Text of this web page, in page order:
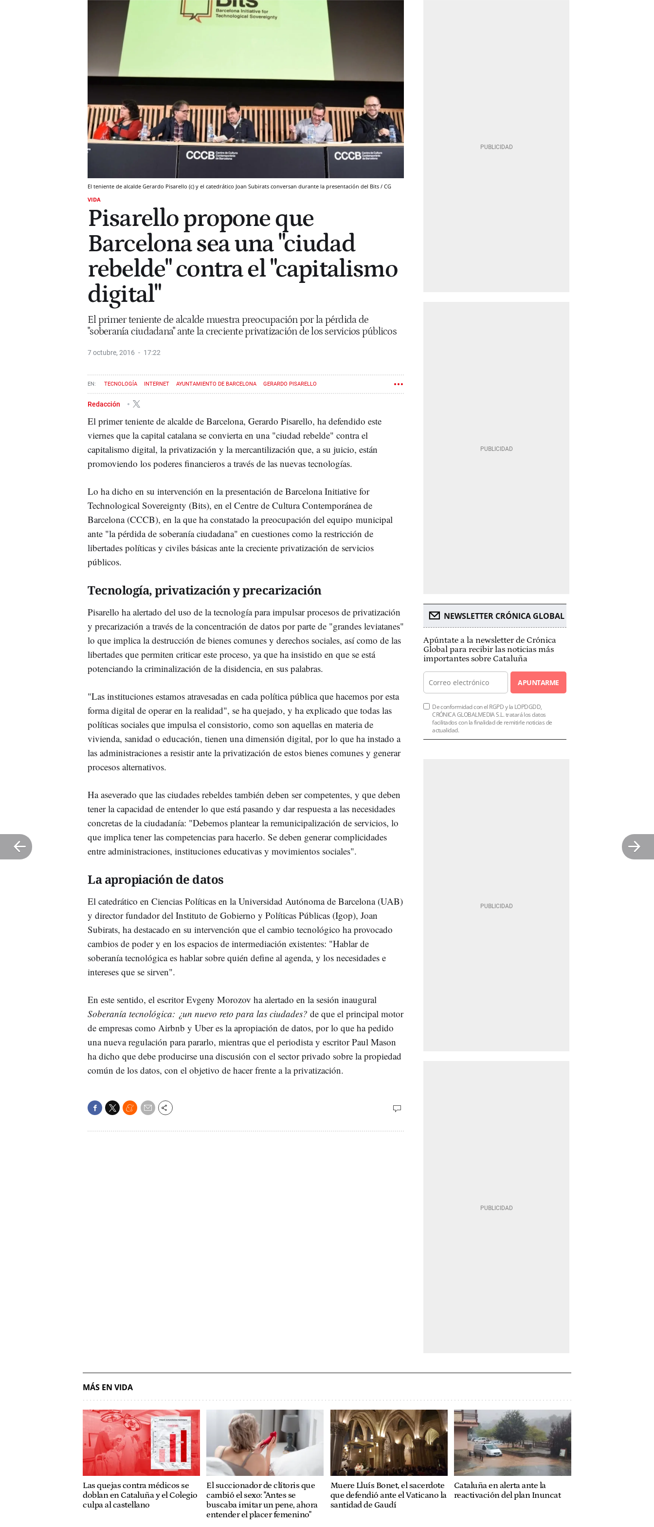
El teniente de alcalde Gerardo Pisarello (c) y el catedrático Joan Subirats conversan durante la presentación del Bits / CG
VIDA
Pisarello propone que
Barcelona sea una "ciudad
rebelde" contra el "capitalismo
digital"
El primer teniente de alcalde muestra preocupación por la pérdida de
"soberanía ciudadana" ante la creciente privatización de los servicios públicos
7 octubre, 2016 17:22
TECNOLOGÍA INTERNET AYUNTAMIENTO DE BARCELONA GERARDO PISARELLO
Redacción
El primer teniente de alcalde de Barcelona, Gerardo Pisarello, ha defendido este
viernes que la capital catalana se convierta en una "ciudad rebelde" contra el
capitalismo digital, la privatización y la mercantilización que, a su juicio, están
promoviendo los poderes financieros a través de las nuevas tecnologías.
Lo ha dicho en su intervención en la presentación de Barcelona Initiative for
Technological Sovereignty (Bits), en el Centre de Cultura Contemporánea de
Barcelona (CCCB), en la que ha constatado la preocupación del equipo municipal
ante "la pérdida de soberanía ciudadana" en cuestiones como la restricción de
libertades políticas y civiles básicas ante la creciente privatización de servicios
públicos.
Tecnología, privatización y precarización
Pisarello ha alertado del uso de la tecnología para impulsar procesos de privatización
y precarización a través de la concentración de datos por parte de "grandes leviatanes"
lo que implica la destrucción de bienes comunes y derechos sociales, así como de las
libertades que permiten criticar este proceso, ya que ha insistido en que se está
potenciando la criminalización de la disidencia, en sus palabras.
"Las instituciones estamos atravesadas en cada política pública que hacemos por esta
forma digital de operar en la realidad", se ha quejado, y ha explicado que todas las
políticas sociales que impulsa el consistorio, como son aquellas en materia de
vivienda, sanidad o educación, tienen una dimensión digital, por lo que ha instado a
las administraciones a resistir ante la privatización de estos bienes comunes y generar
procesos alternativos.
Ha aseverado que las ciudades rebeldes también deben ser competentes, y que deben
tener la capacidad de entender lo que está pasando y dar respuesta a las necesidades
concretas de la ciudadanía: "Debemos plantear la remunicipalización de servicios, lo
que implica tener las competencias para hacerlo. Se deben generar complicidades
entre administraciones, instituciones educativas y movimientos sociales".
La apropiación de datos
El catedrático en Ciencias Políticas en la Universidad Autónoma de Barcelona (UAB)
y director fundador del Instituto de Gobierno y Políticas Públicas (Igop), Joan
Subirats, ha destacado en su intervención que el cambio tecnológico ha provocado
cambios de poder y en los espacios de intermediación existentes: "Hablar de
soberanía tecnológica es hablar sobre quién define al agenda, y los necesidades e
intereses que se sirven".
En este sentido, el escritor Evgeny Morozov ha alertado en la sesión inaugural
Soberanía tecnológica: ¿un nuevo reto para las ciudades? de que el principal motor
de empresas como Airbnb y Uber es la apropiación de datos, por lo que ha pedido
una nueva regulación para pararlo, mientras que el periodista y escritor Paul Mason
ha dicho que debe producirse una discusión con el sector privado sobre la propiedad
común de los datos, con el objetivo de hacer frente a la privatización.
NEWSLETTER CRÓNICA GLOBAL
Apúntate a la newsletter de Crónica
Global para recibir las noticias más
importantes sobre Cataluña
APUNTARME
De conformidad con el RGPD y la LOPDGDD,
CRÓNICA GLOBALMEDIA S.L. tratará los datos
facilitados con la finalidad de remitirle noticias de
actualidad.
MÁS EN VIDA
Las quejas contra médicos se
doblan en Cataluña y el Colegio
culpa al castellano
El succionador de clítoris que
cambió el sexo: "Antes se
buscaba imitar un pene, ahora
entender el placer femenino"
Muere Lluís Bonet, el sacerdote
que defendió ante el Vaticano la
santidad de Gaudí
Cataluña en alerta ante la
reactivación del plan Inuncat